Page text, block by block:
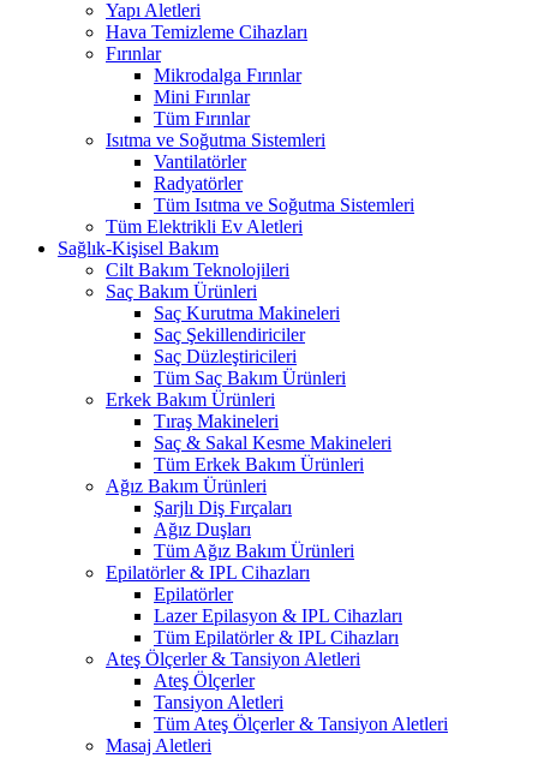
Yapı Aletleri
Hava Temizleme Cihazları
Fırınlar
Mikrodalga Fırınlar
Mini Fırınlar
Tüm Fırınlar
Isıtma ve Soğutma Sistemleri
Vantilatörler
Radyatörler
Tüm Isıtma ve Soğutma Sistemleri
Tüm Elektrikli Ev Aletleri
Sağlık-Kişisel Bakım
Cilt Bakım Teknolojileri
Saç Bakım Ürünleri
Saç Kurutma Makineleri
Saç Şekillendiriciler
Saç Düzleştiricileri
Tüm Saç Bakım Ürünleri
Erkek Bakım Ürünleri
Tıraş Makineleri
Saç & Sakal Kesme Makineleri
Tüm Erkek Bakım Ürünleri
Ağız Bakım Ürünleri
Şarjlı Diş Fırçaları
Ağız Duşları
Tüm Ağız Bakım Ürünleri
Epilatörler & IPL Cihazları
Epilatörler
Lazer Epilasyon & IPL Cihazları
Tüm Epilatörler & IPL Cihazları
Ateş Ölçerler & Tansiyon Aletleri
Ateş Ölçerler
Tansiyon Aletleri
Tüm Ateş Ölçerler & Tansiyon Aletleri
Masaj Aletleri